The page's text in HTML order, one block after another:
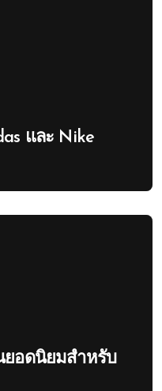
และ Nike
ยอดนิยมสำหรับ